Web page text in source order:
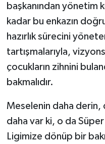
başkanından yönetim
kadar bu enkazın
hazırlık sürecini
tartışmalarıyla,
çocukların zihnini
bakmalıdır.
Meselenin daha derin,
daha var ki, o da Süper
Ligimize dönüp bir